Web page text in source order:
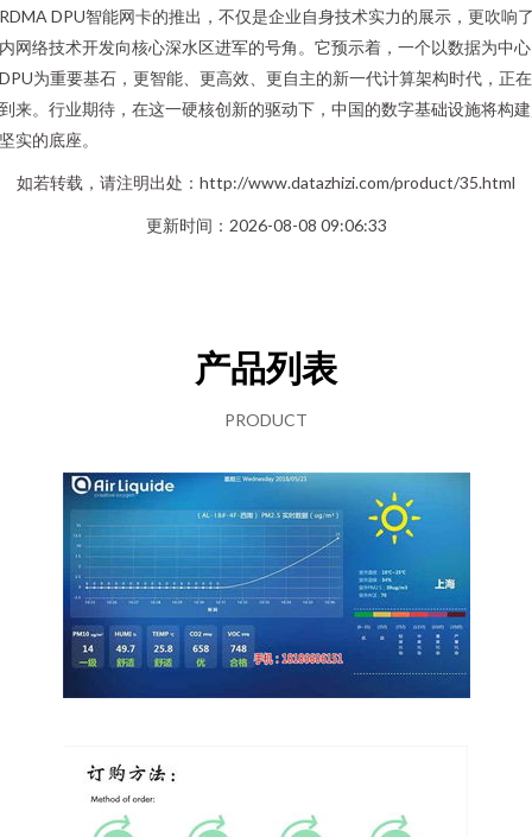
DPU智能网卡的推出，不仅是企业自身技术实力的展示，更吹响
网络技术开发向核心深水区进军的号角。它预示着，一个以数据为中
为重要基石，更智能、更高效、更自主的新一代计算架构时代，正
来。行业期待，在这一硬核创新的驱动下，中国的数字基础设施将构
实的底座。
如若转载，请注明出处：http://www.datazhizi.com/product/35.html
更新时间：2026-08-08 09:06:33
产品列表
PRODUCT